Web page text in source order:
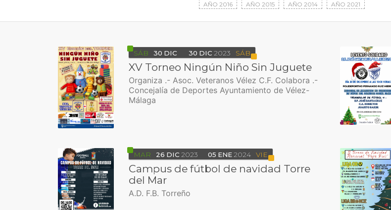
AÑO 2016
AÑO 2015 AÑO 2014 AÑO 2021
SÁB 30 DIC 30 DIC 2023 SÁB
XV Torneo Ningún Niño Sin Juguete
Organiza .- Asoc. Veteranos Vélez C.F. Colabora .-
Concejalía de Deportes Ayuntamiento de Vélez-
Málaga
MAR 26 DIC 2023 05 ENE 2024 VIE
Campus de fútbol de navidad Torre
del Mar
A.D. F.B. Torreño